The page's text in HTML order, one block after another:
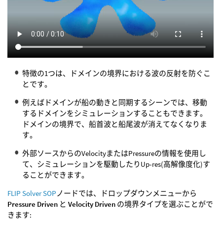
特徴の1つは、ドメインの境界における波の反射を防ぐこ
とです。
例えばドメインが船の動きと同期するシーンでは、移動
するドメインをシミュレーションすることもできます。
ドメインの境界で、船首波と船尾波が消えてなくなりま
す。
外部ソースからのVelocityまたはPressureの情報を使用し
て、シミュレーションを駆動したりUp-res(高解像度化)す
ることができます。
FLIP Solver SOPノードでは、ドロップダウンメニューから
Pressure Driven と Velocity Driven の境界タイプを選ぶことがで
きます: